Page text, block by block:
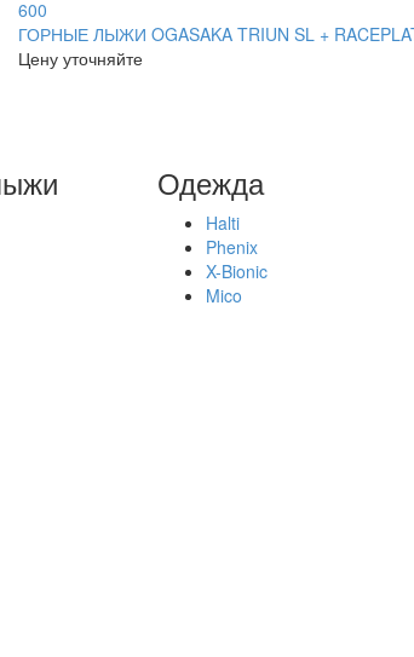
ГОРНЫЕ ЛЫЖИ OGASAKA TRIUN SL +
Цену уточняйте
Одежда
Halti
Phenix
X-Bionic
Mico